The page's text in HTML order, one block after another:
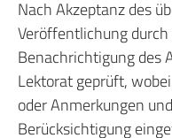
Nach Akzeptanz des
Veröffentlichung
Benachrichtigung des
Lektorat geprüft,
oder Anmerkungen
Berücksichtigung